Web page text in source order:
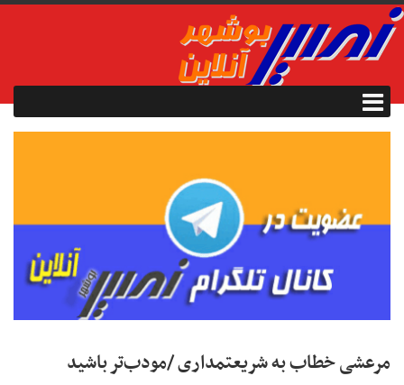
مرعشی خطاب به شریعتمداری /مودب‌تر باشید